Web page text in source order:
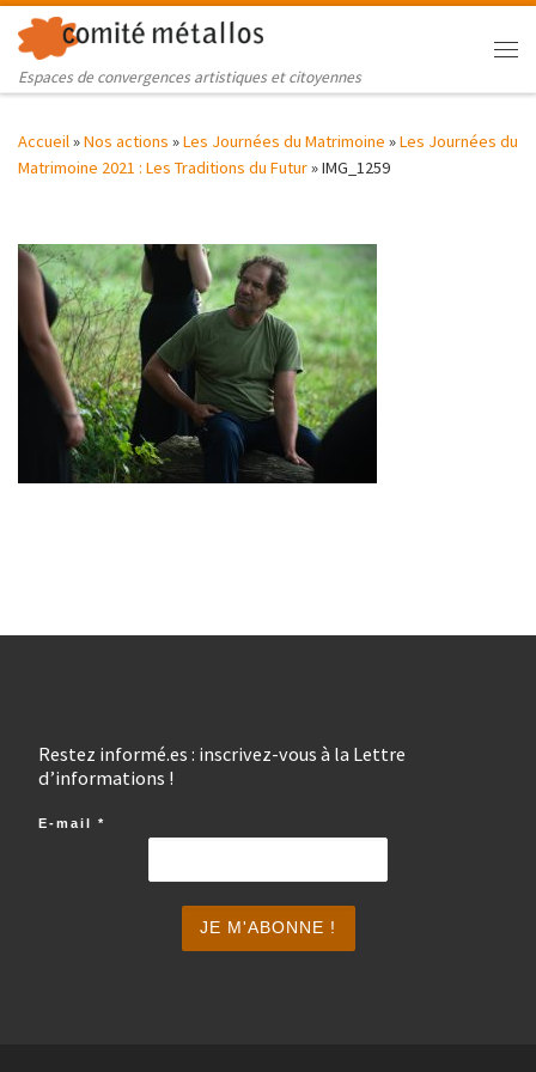
Skip to content
Espaces de convergences artistiques et citoyennes
Accueil»Nos actions »Les Journées du Matrimoine »Les Journées du
Matrimoine 2021 : Les Traditions du Futur»IMG_1259
Restez informé.es : inscrivez-vous à la Lettre
d’informations !
E-mail *